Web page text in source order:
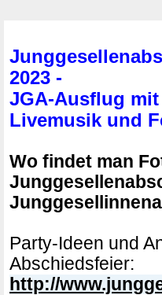
2023 -
JGA-Ausflug
Livemusik und
Wo findet man
Party-Ideen und
Abschiedsfeier:
http://